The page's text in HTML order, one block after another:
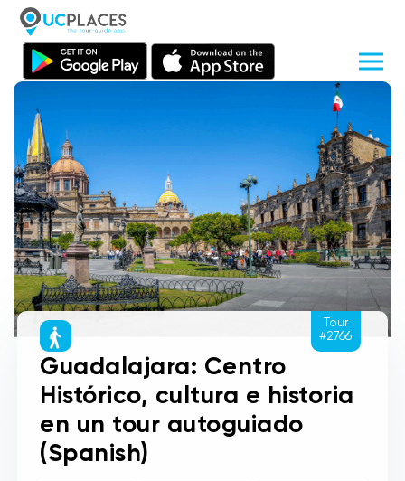
Guadalajara: Centro
Histórico, cultura e historia
en un tour autoguiado
(Spanish)
Tour
#2766